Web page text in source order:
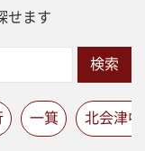
せます
検索
一箕 北会津中